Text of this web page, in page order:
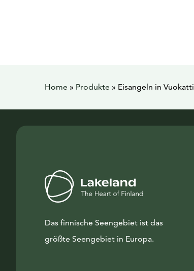
Home » Produkte » Eisangeln in Vuokatti
Das finnische Seengebiet ist das
größte Seengebiet in Europa.